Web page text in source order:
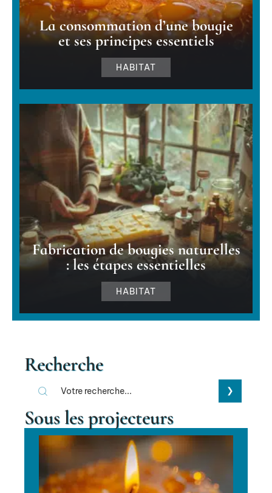
La consommation d’une bougie
et ses principes essentiels
HABITAT
Fabrication de bougies naturelles
: les étapes essentielles
HABITAT
Recherche
Sous les projecteurs